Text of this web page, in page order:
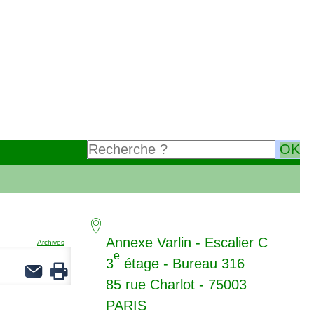
Archives
Annexe Varlin - Escalier C
3
e
étage - Bureau 316
85 rue Charlot - 75003
PARIS